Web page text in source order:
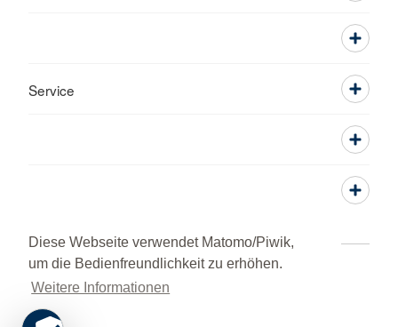
Diese Webseite verwendet Matomo/Piwik,
um die Bedienfreundlichkeit zu erhöhen.
Weitere Informationen
Service
Grundsatzerklärung nach LkSG
HINWEISGEBERPORTAL